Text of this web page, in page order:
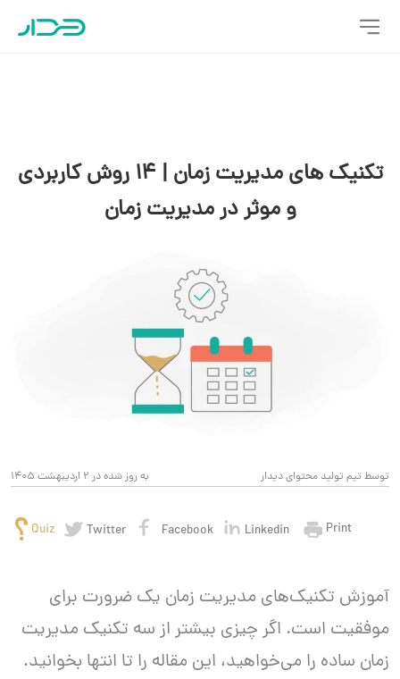
تکنیک های مدیریت زمان | 14 روش کاربردی
و موثر در مدیریت زمان
به روز شده در 2 اردیبهشت 1405 توسط تیم تولید محتوای دیدار
Quiz Twitter Facebook Linkedin Print
آموزش تکنیک‌های مدیریت زمان یک ضرورت برای
موفقیت است. اگر چیزی بیشتر از سه تکنیک مدیریت
زمان ساده را می‌خواهید، این مقاله را تا انتها بخوانید.